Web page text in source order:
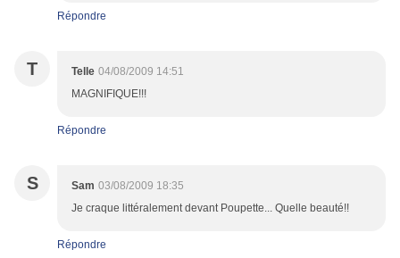
Répondre
T Telle 04/08/2009 14:51
MAGNIFIQUE!!!
Répondre
S Sam 03/08/2009 18:35
Je craque littéralement devant Poupette... Quelle beauté!!
Répondre